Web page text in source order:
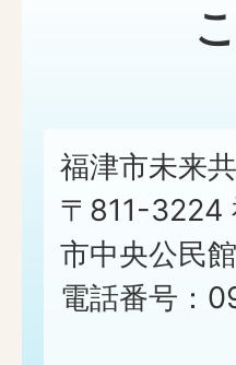
福津市未来
〒811-3224
市中央公民
電話番号：